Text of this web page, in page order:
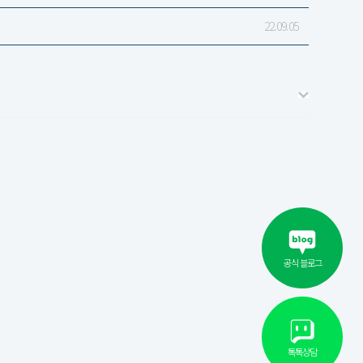
공식 블로그
톡톡상담
22.09.05